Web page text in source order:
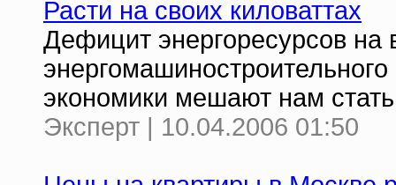
Расти на своих киловаттах
Дефицит энергоресурсов на
экономики мешают нам
Эксперт | 10.04.2006 01:50